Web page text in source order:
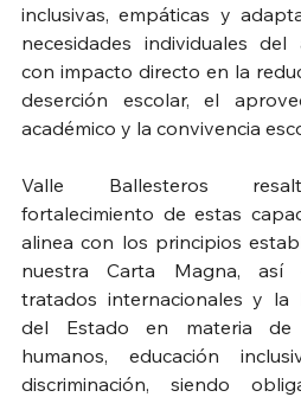
inclusivas, empáticas y
necesidades individuales del
con impacto directo en la
deserción escolar, el
académico y la convivencia
Valle Ballesteros
fortalecimiento de estas
alinea con los principios
nuestra Carta Magna, así
tratados internacionales y la
del Estado en materia de
humanos, educación
discriminación, siendo